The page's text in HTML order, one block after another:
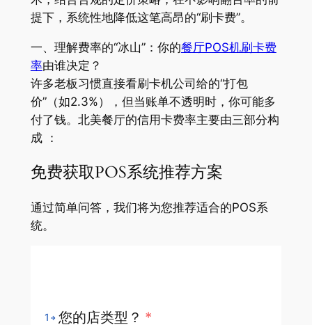
提下，系统性地降低这笔高昂的“刷卡费”。
一、理解费率的“冰山”：你的餐厅POS机刷卡费
率由谁决定？
许多老板习惯直接看刷卡机公司给的“打包
价”（如2.3%），但当账单不透明时，你可能多
付了钱。北美餐厅的信用卡费率主要由三部分构
成 ：
免费获取POS系统推荐方案
通过简单问答，我们将为您推荐适合的POS系
统。
1 您的店类型？ *